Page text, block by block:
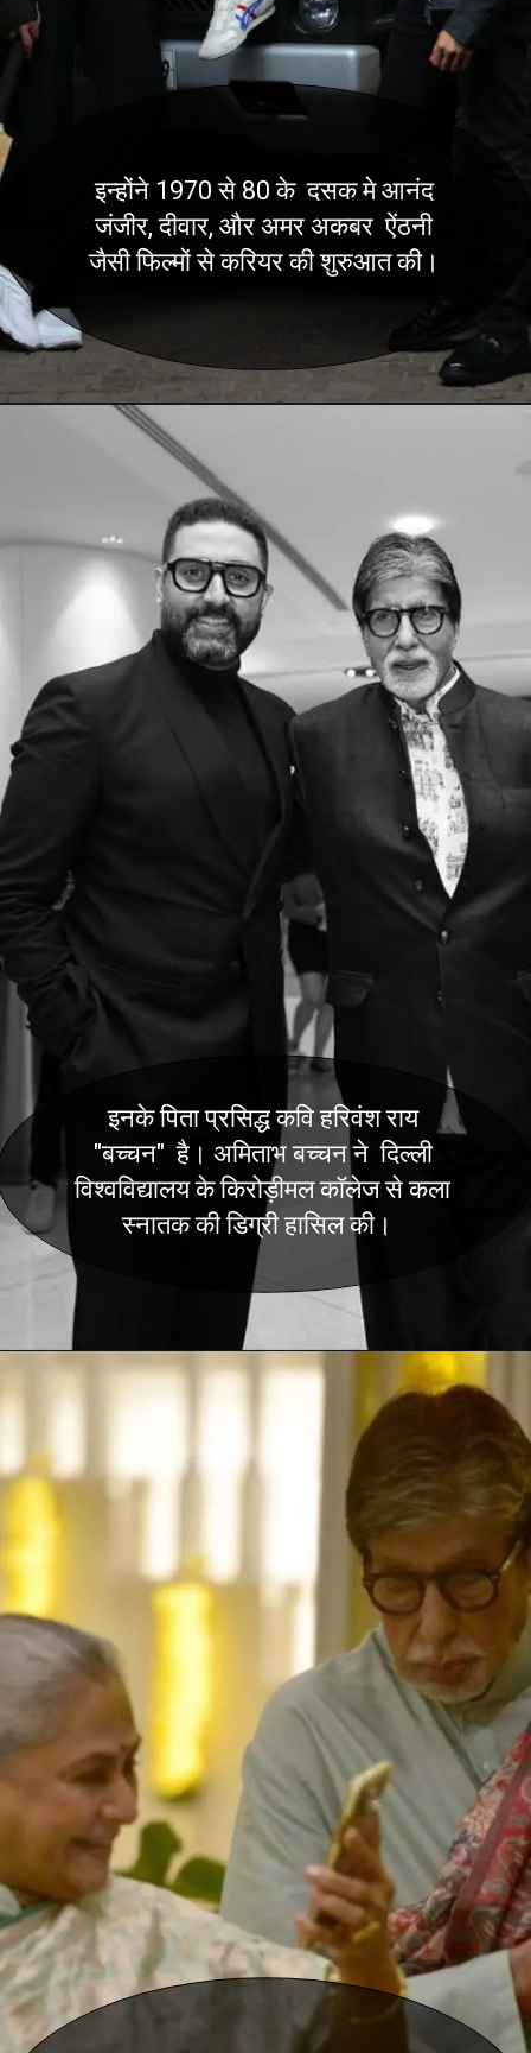
इन्होंने 1970 से 80 के दसक मे आनंद
जंजीर, दीवार, और अमर अकबर ऐंठनी
जैसी फिल्मों से करियर की शुरुआत की।
इनके पिता प्रसिद्ध कवि हरिवंश राय
"बच्चन" है। अमिताभ बच्चन ने दिल्ली
विश्वविद्यालय के किरोड़ीमल कॉलेज से कला
स्नातक की डिग्री हासिल की।